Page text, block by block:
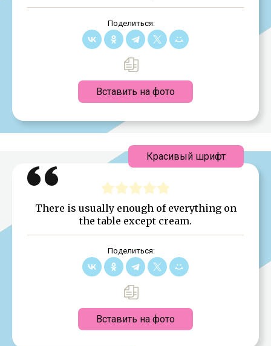
Поделиться:
Вставить на фото
There is usually enough of everything on
the table except cream.
Поделиться:
Вставить на фото
Красивый шрифт